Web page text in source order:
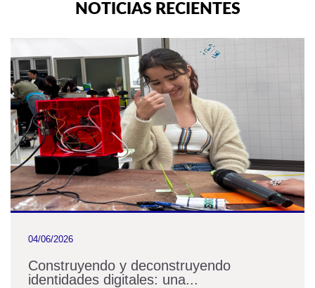
NOTICIAS RECIENTES
04/06/2026
Construyendo y deconstruyendo
identidades digitales: una...